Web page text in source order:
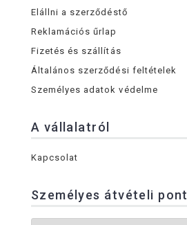
Elállni a szerződéstő
Reklamációs űrlap
Fizetés és szállítás
Általános szerződési feltételek
Személyes adatok védelme
A vállalatról
Kapcsolat
Személyes átvételi pont